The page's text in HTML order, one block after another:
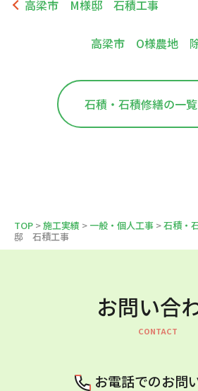
高梁市 M様邸 石積工事
高梁市 O様農地
石積・石積修繕の一
TOP >施工実績 > 一般・個人工事 >石積・
邸 石積工事
お問い合
お電話でのお問